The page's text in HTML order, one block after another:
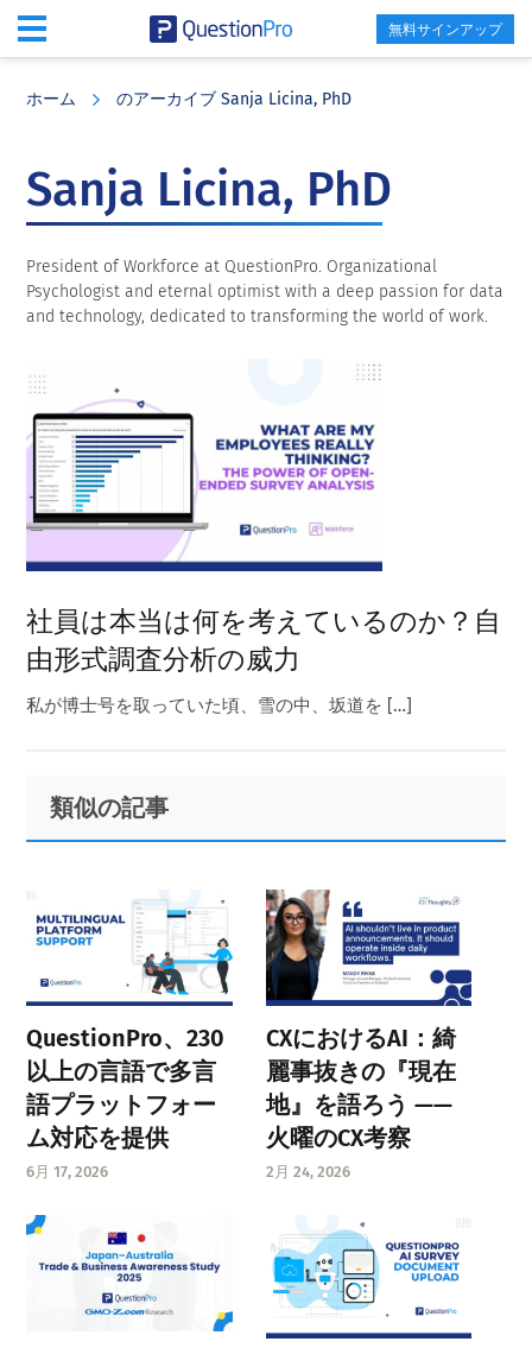
無料サインアップ
ホーム のアーカイブ Sanja Licina, PhD
Sanja Licina, PhD
President of Workforce at QuestionPro. Organizational
Psychologist and eternal optimist with a deep passion for data
and technology, dedicated to transforming the world of work.
社員は本当は何を考えているのか？自
由形式調査分析の威力
私が博士号を取っていた頃、雪の中、坂道を […]
Primary
Sidebar
Footer
類似の記事
QuestionPro、230
以上の言語で多言
語プラットフォー
ム対応を提供
6月 17, 2026
CXにおけるAI：綺
麗事抜きの『現在
地』を語ろう ——
火曜のCX考察
2月 24, 2026